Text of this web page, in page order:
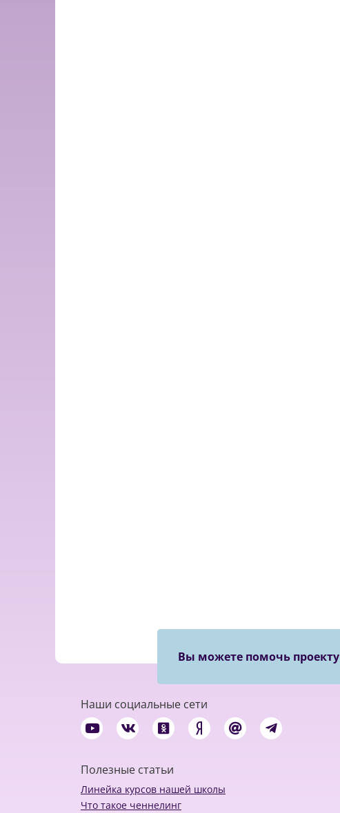
Вы можете помочь проекту
Наши социальные сети
Полезные статьи
Линейка курсов нашей школы
Что такое ченнелинг